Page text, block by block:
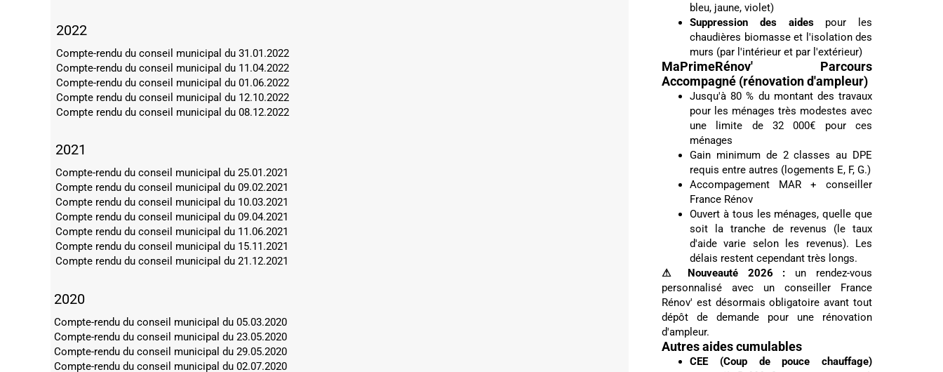
bleu, jaune, violet)
Suppression des aides pour les
chaudières biomasse et l'isolation des
murs (par l'intérieur et par l'extérieur)
MaPrimeRénov' Parcours
Accompagné (rénovation d'ampleur)
Jusqu'à 80 % du montant des travaux
pour les ménages très modestes avec
une limite de 32 000€ pour ces
ménages
Gain minimum de 2 classes au DPE
requis entre autres (logements E, F, G.)
Accompagement MAR + conseiller
France Rénov
Ouvert à tous les ménages, quelle que
soit la tranche de revenus (le taux
d'aide varie selon les revenus). Les
délais restent cependant très longs.
⚠ Nouveauté 2026 : un rendez-vous
personnalisé avec un conseiller France
Rénov' est désormais obligatoire avant tout
dépôt de demande pour une rénovation
d'ampleur.
Autres aides cumulables
CEE (Coup de pouce chauffage)
2022
Compte-rendu du conseil municipal du 31.01.2022
Compte-rendu du conseil municipal du 11.04.2022
Compte-rendu du conseil municipal du 01.06.2022
Compte rendu du conseil municipal du 12.10.2022
Compte rendu du conseil municipal du 08.12.2022
2021
Compte-rendu du conseil municipal du 25.01.2021
Compte rendu du conseil municipal du 09.02.2021
Compte rendu du conseil municipal du 10.03.2021
Compte rendu du conseil municipal du 09.04.2021
Compte rendu du conseil municipal du 11.06.2021
Compte rendu du conseil municipal du 15.11.2021
Compte rendu du conseil municipal du 21.12.2021
2020
Compte-rendu du conseil municipal du 05.03.2020
Compte-rendu du conseil municipal du 23.05.2020
Compte-rendu du conseil municipal du 29.05.2020
Compte-rendu du conseil municipal du 02.07.2020